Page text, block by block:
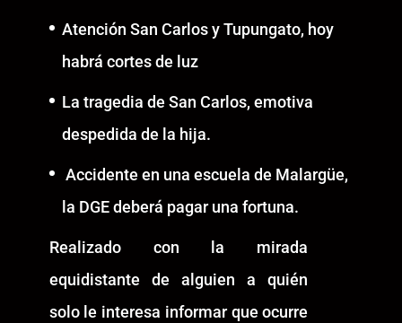
Atención San Carlos y Tupungato, hoy
habrá cortes de luz
La tragedia de San Carlos, emotiva
despedida de la hija.
Accidente en una escuela de Malargüe,
la DGE deberá pagar una fortuna.
Realizado con la mirada
equidistante de alguien a quién
solo le interesa informar que ocurre